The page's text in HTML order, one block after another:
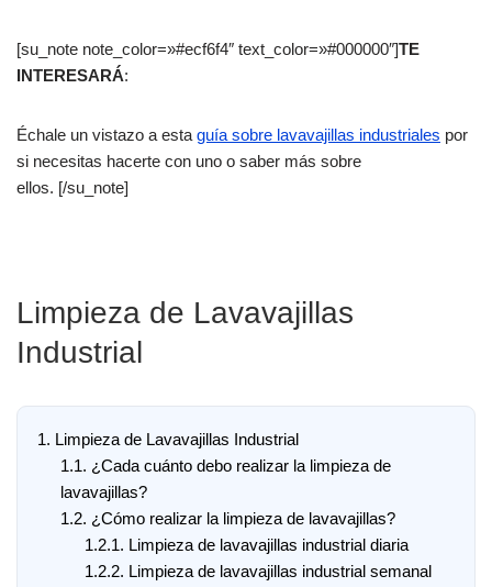
[su_note note_color=»#ecf6f4″ text_color=»#000000″]TE
INTERESARÁ:
Échale un vistazo a esta guía sobre lavavajillas industriales por
si necesitas hacerte con uno o saber más sobre
ellos. [/su_note]
Limpieza de Lavavajillas
Industrial
1. Limpieza de Lavavajillas Industrial
1.1. ¿Cada cuánto debo realizar la limpieza de
lavavajillas?
1.2. ¿Cómo realizar la limpieza de lavavajillas?
1.2.1. Limpieza de lavavajillas industrial diaria
1.2.2. Limpieza de lavavajillas industrial semanal